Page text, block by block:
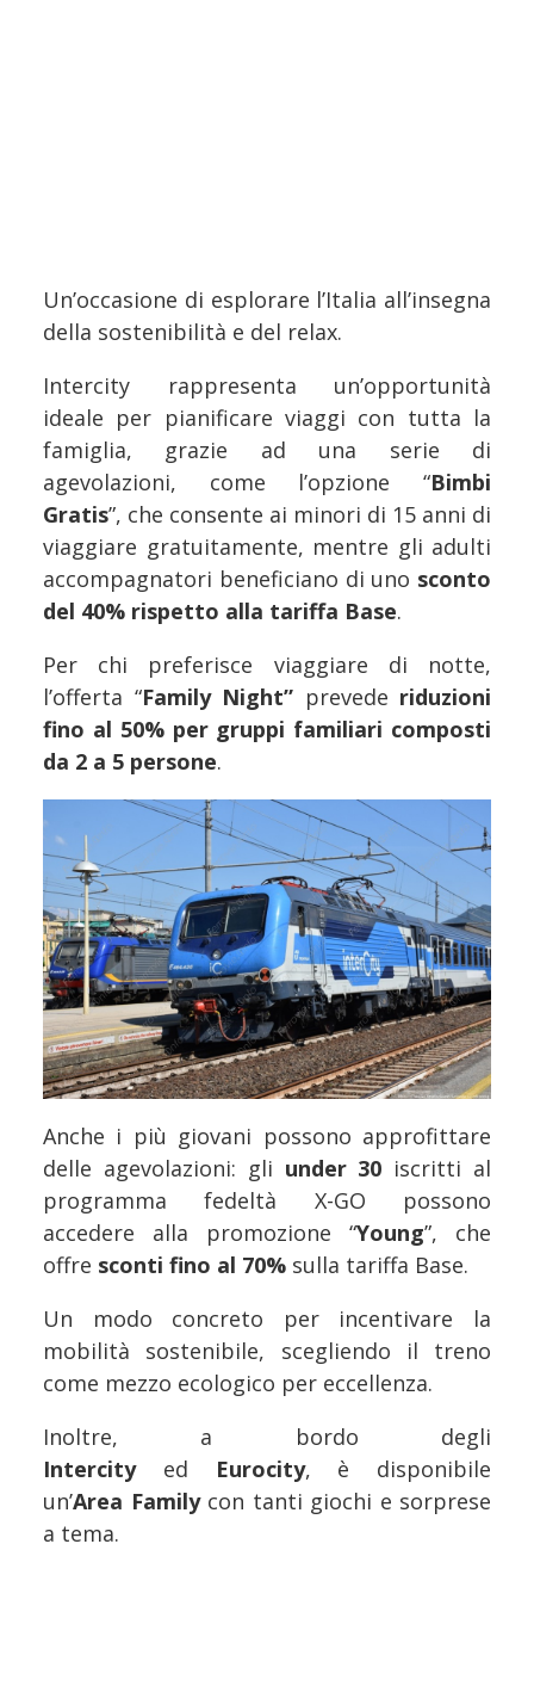
Un’occasione di esplorare l’Italia all’insegna
della sostenibilità e del relax.
Intercity rappresenta un’opportunità
ideale per pianificare viaggi con tutta la
famiglia, grazie ad una serie di
agevolazioni, come l’opzione “Bimbi
Gratis”, che consente ai minori di 15 anni di
viaggiare gratuitamente, mentre gli adulti
accompagnatori beneficiano di uno sconto
del 40% rispetto alla tariffa Base.
Per chi preferisce viaggiare di notte,
l’offerta “Family Night” prevede riduzioni
fino al 50% per gruppi familiari composti
da 2 a 5 persone.
Anche i più giovani possono approfittare
delle agevolazioni: gli under 30 iscritti al
programma fedeltà X-GO possono
accedere alla promozione “Young”, che
offre sconti fino al 70% sulla tariffa Base.
Un modo concreto per incentivare la
mobilità sostenibile, scegliendo il treno
come mezzo ecologico per eccellenza.
Inoltre, a bordo degli
Intercity ed Eurocity, è disponibile
un’Area Familycon tanti giochi e sorprese
a tema.